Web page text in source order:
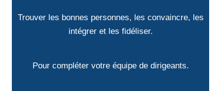
Trouver les bonnes personnes, les convaincre, les
intégrer et les fidéliser.
Pour compléter votre équipe de dirigeants.